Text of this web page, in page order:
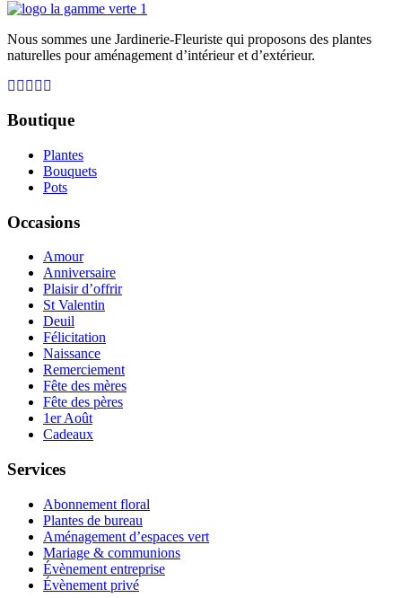
Nous sommes une Jardinerie-Fleuriste qui proposons des plantes
naturelles pour aménagement d’intérieur et d’extérieur.
Boutique
Plantes
Bouquets
Pots
Occasions
Amour
Anniversaire
Plaisir d’offrir
St Valentin
Deuil
Félicitation
Naissance
Remerciement
Fête des mères
Fête des pères
1er Août
Cadeaux
Services
Abonnement floral
Plantes de bureau
Aménagement d’espaces vert
Mariage & communions
Évènement entreprise
Évènement privé